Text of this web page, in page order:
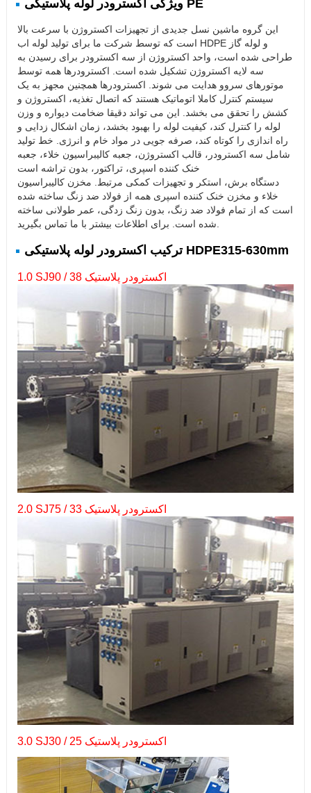
ویژگی اکسترودر لوله پلاستیکی PE
این گروه ماشین نسل جدیدی از تجهیزات اکستروژن با سرعت بالا
است که توسط شرکت ما برای تولید لوله اب HDPE و لوله گاز
طراحی شده است، واحد اکستروژن از سه اکسترودر برای رسیدن به
سه لایه اکستروژن تشکیل شده است. اکسترودرها همه توسط
موتورهای سروو هدایت می شوند. اکسترودرها همچنین مجهز به یک
سیستم کنترل کاملا اتوماتیک هستند که اتصال تغذیه، اکستروژن و
کشش را تحقق می بخشد. این می تواند دقیقا ضخامت دیواره و وزن
لوله را کنترل کند، کیفیت لوله را بهبود بخشد، زمان اشکال زدایی و
راه اندازی را کوتاه کند، صرفه جویی در مواد خام و انرژی. خط تولید
شامل سه اکسترودر، قالب اکستروژن، جعبه کالیبراسیون خلاء، جعبه
خنک کننده اسپری، تراکتور، بدون تراشه است
دستگاه برش، استکر و تجهیزات کمکی مرتبط. مخزن کالیبراسیون
خلاء و مخزن خنک کننده اسپری همه از فولاد ضد زنگ ساخته شده
است که از تمام فولاد ضد زنگ، بدون زنگ زدگی، عمر طولانی ساخته
ترکیب اکسترودر لوله پلاستیکی HDPE315-630mm
1.0 SJ90 / 38 اکسترودر پلاستیک
2.0 SJ75 / 33 اکسترودر پلاستیک
3.0 SJ30 / 25 اکسترودر پلاستیک